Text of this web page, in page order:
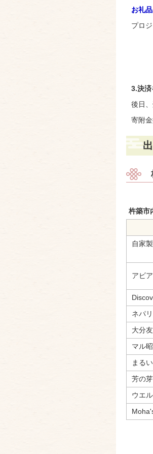
お礼
プロ
ペ
3.決済
後日
寄附
杵築市
自
アビ
ネパ
大分
マル昭
まる
芳の芽
ウエ